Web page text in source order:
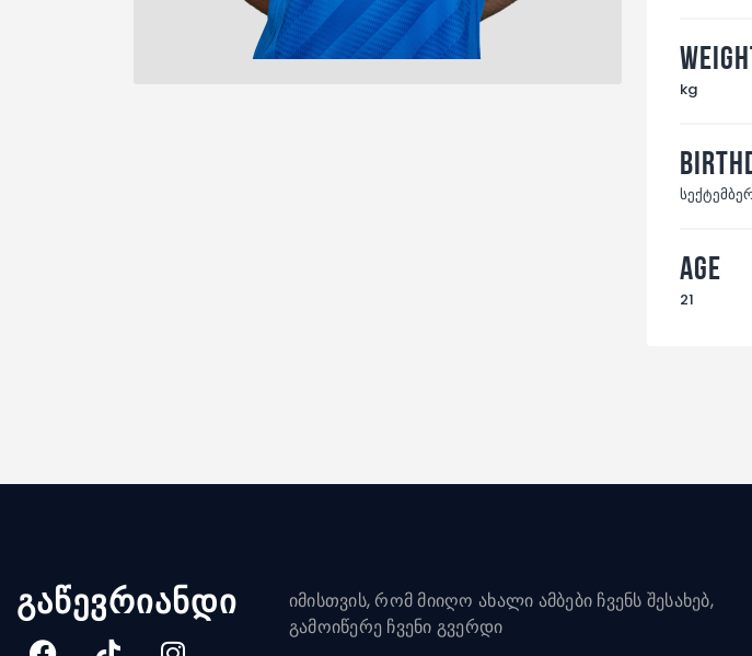
kg
Age
21
გაწევრიანდი
იმისთვის, რომ მიიღო ახალი ამბები ჩვენს შესახებ,
გამოიწერე ჩვენი გვერდი